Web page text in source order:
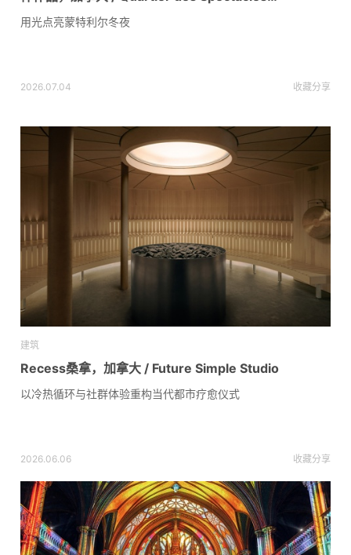
Partnership
用光点亮蒙特利尔冬夜
2026.07.04 收藏分享
建筑
Recess桑拿，加拿大 / Future Simple Studio
以冷热循环与社群体验重构当代都市疗愈仪式
2026.06.06 收藏分享